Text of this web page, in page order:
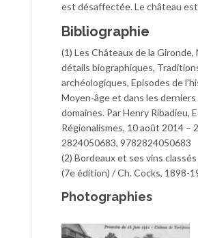
est désaffectée. Le château
Bibliographie
(1) Les Châteaux de la
détails biographiques,
archéologiques, Episodes de
Moyen-âge et dans les
domaines. Par Henry Ribadieu,
Régionalismes, 10 août 2014 –
2824050683, 9782824050683
(2) Bordeaux et ses vins
(7e édition) / Ch. Cocks, 1898-
Photographies